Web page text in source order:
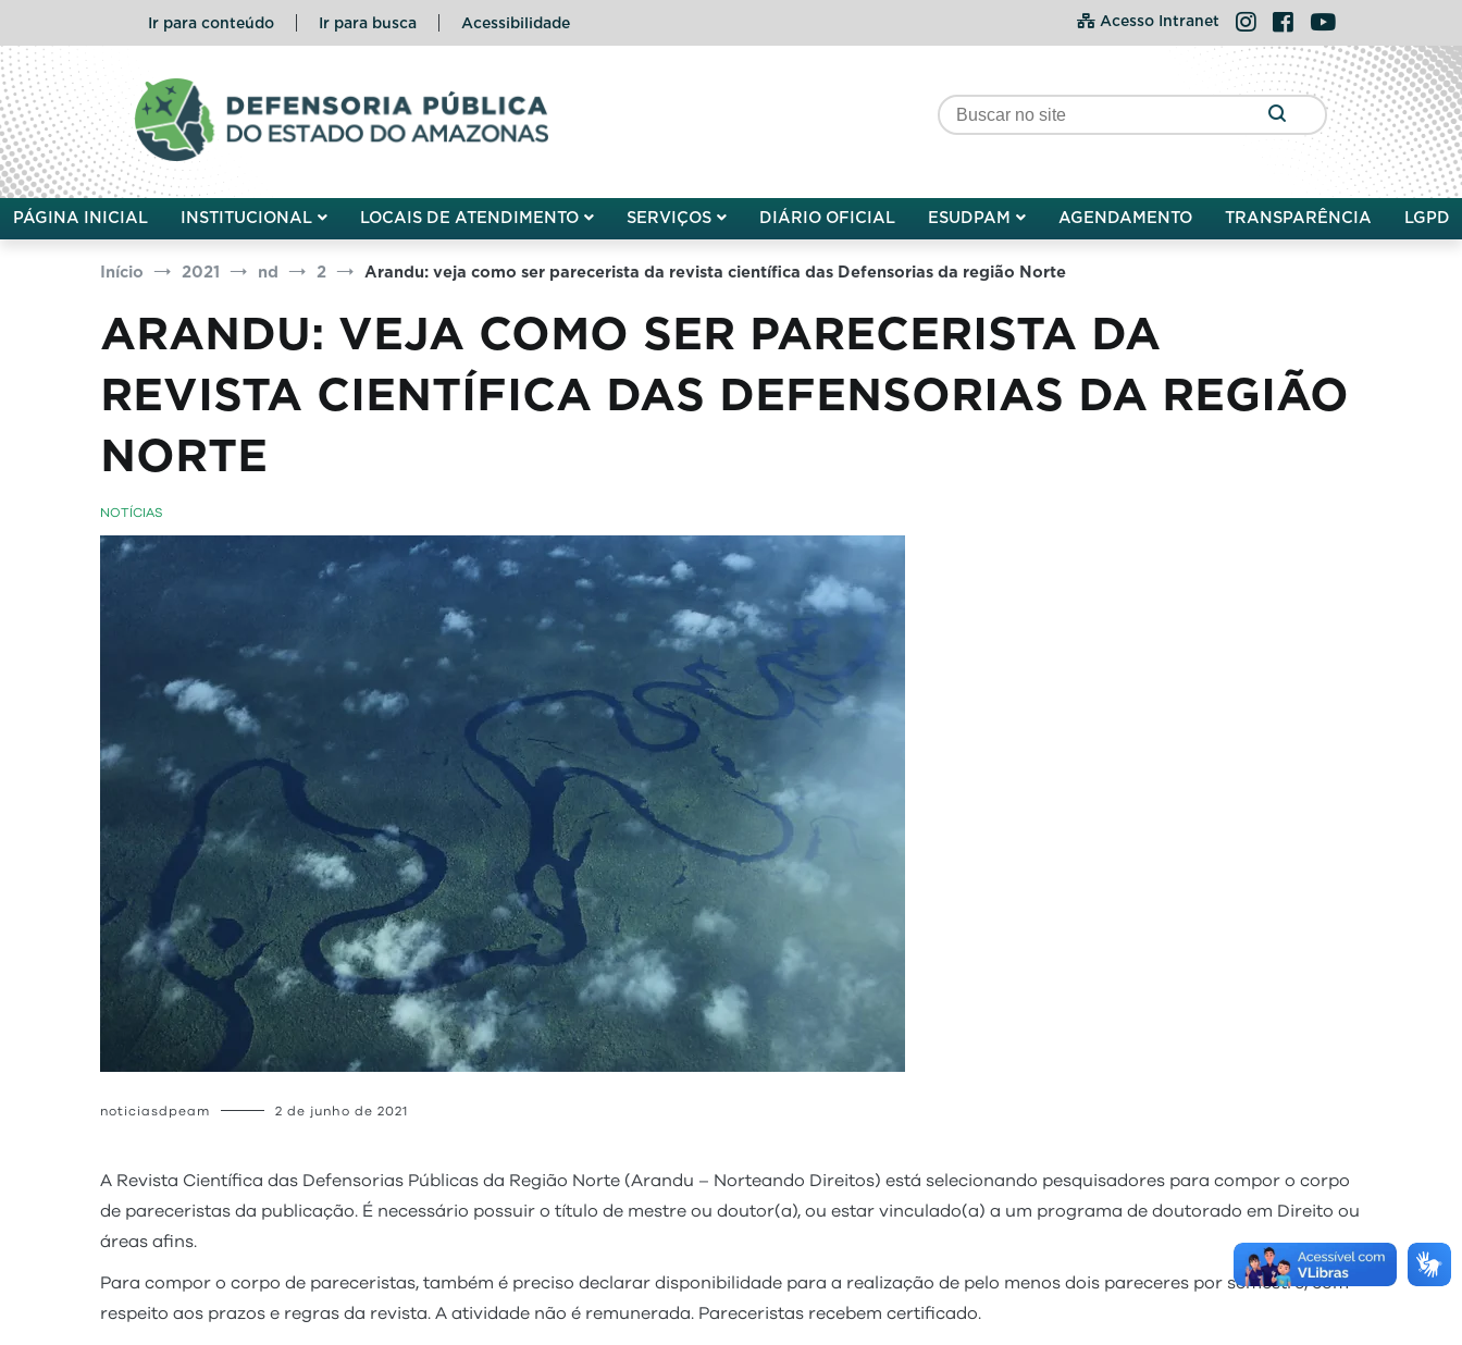
o
conteúdo
Ir para conteúdo Ir para busca Acessibilidade Acesso Intranet Instagram
FacebookYouTube
Defensoria Pública do Estado do Amazonas
PÁGINA INICIAL INSTITUCIONAL LOCAIS DE ATENDIMENTO SERVIÇOS DIÁRIO OFICIAL ESUDPAM AGENDAMENTO TRANSPARÊNCIA LGPD
Início 2021 nd 2 Arandu: veja como ser parecerista da revista científica das Defensorias da região Norte
ARANDU: VEJA COMO SER PARECERISTA DA
REVISTA CIENTÍFICA DAS DEFENSORIAS DA REGIÃO
NORTE
NOTÍCIAS
noticiasdpeam 2 de junho de 2021
A Revista Científica das Defensorias Públicas da Região Norte (Arandu – Norteando Direitos) está selecionando pesquisadores para compor o corpo
de pareceristas da publicação. É necessário possuir o título de mestre ou doutor(a), ou estar vinculado(a) a um programa de doutorado em Direito ou
áreas afins.
Para compor o corpo de pareceristas, também é preciso declarar disponibilidade para a realização de pelo menos dois pareceres por semestre, com
respeito aos prazos e regras da revista. A atividade não é remunerada. Pareceristas recebem certificado.